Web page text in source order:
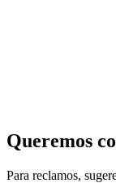
Queremos
Para reclamos,